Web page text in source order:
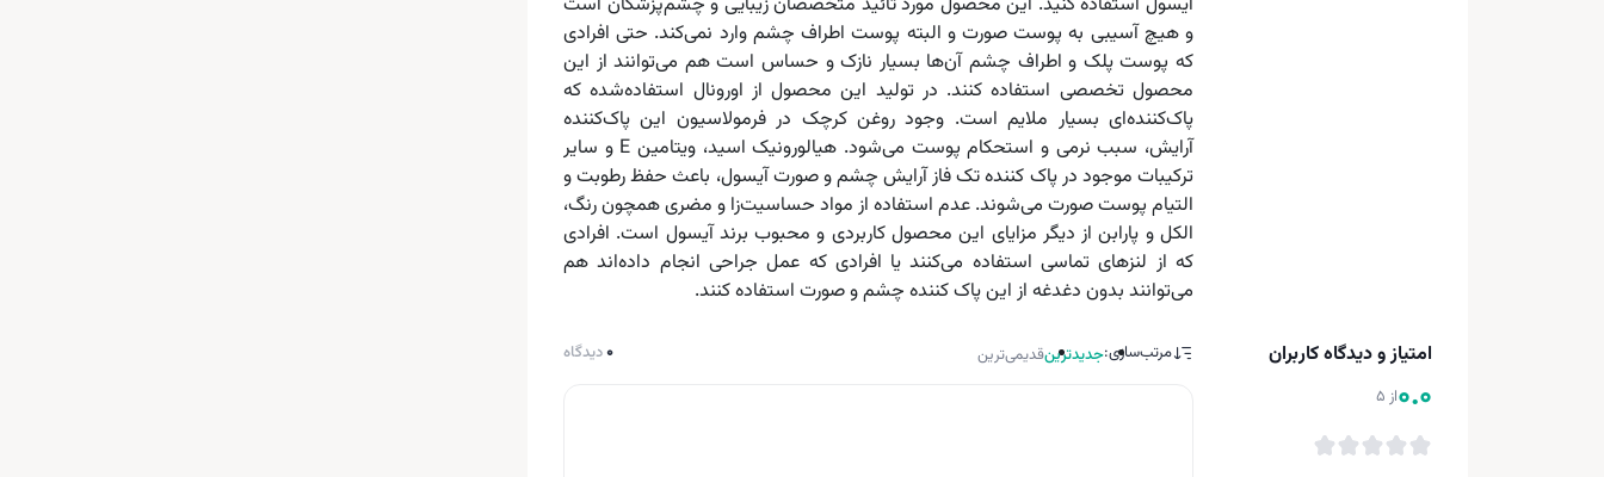
و هیچ آسیبی به پوست صورت و البته پوست اطراف چشم وارد نمی‌کند. حتی افرادی
که پوست پلک و اطراف چشم آن‌ها بسیار نازک و حساس است هم می‌توانند از این
محصول تخصصی استفاده کنند. در تولید این محصول از اورونال استفاده‌شده که
پاک‌کننده‌ای بسیار ملایم است. وجود روغن کرچک در فرمولاسیون این پاک‌کننده
آرایش، سبب نرمی و استحکام پوست می‌شود. هیالورونیک اسید، ویتامین E و سایر
ترکیبات موجود در پاک کننده تک فاز آرایش چشم و صورت آیسول، باعث حفظ رطوبت و
التیام پوست صورت می‌شوند. عدم استفاده از مواد حساسیت‌زا و مضری همچون رنگ،
الکل و پارابن از دیگر مزایای این محصول کاربردی و محبوب برند آیسول است. افرادی
که از لنزهای تماسی استفاده می‌کنند یا افرادی که عمل جراحی انجام داده‌اند هم
می‌توانند بدون دغدغه از این پاک کننده چشم و صورت استفاده کنند.
امتیاز و دیدگاه کاربران
0.0از 5
مرتب‌سازی:جدیدترینقدیمی‌ترین 0دیدگاه